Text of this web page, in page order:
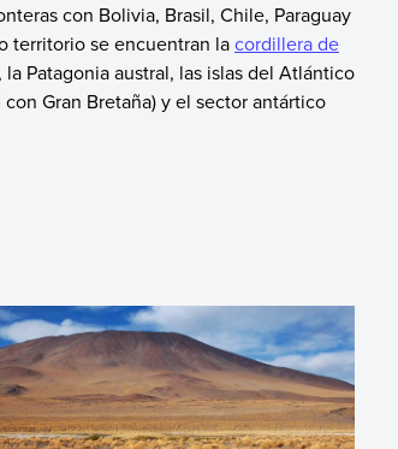
con Bolivia, Brasil, Chile, Paraguay
territorio se encuentran lacordillera de
Patagonia austral, las islas del Atlántico
Gran Bretaña) y el sector antártico